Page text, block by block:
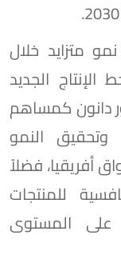
متزايد خلال
الجديد
دانون كمساهم
النمو
أفريقيا، فضلاً
للمنتجات
على المستوى